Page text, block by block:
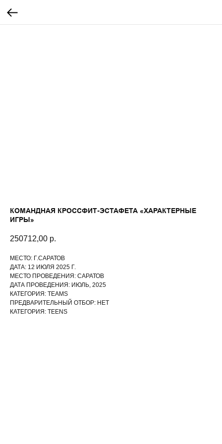
КОМАНДНАЯ КРОССФИТ-ЭСТАФЕТА «ХАРАКТЕРНЫЕ
ИГРЫ»
250712,00 р.
МЕСТО: Г.САРАТОВ
ДАТА: 12 ИЮЛЯ 2025 Г.
МЕСТО ПРОВЕДЕНИЯ: САРАТОВ
ДАТА ПРОВЕДЕНИЯ: ИЮЛЬ, 2025
КАТЕГОРИЯ: TEAMS
ПРЕДВАРИТЕЛЬНЫЙ ОТБОР: НЕТ
КАТЕГОРИЯ: TEENS